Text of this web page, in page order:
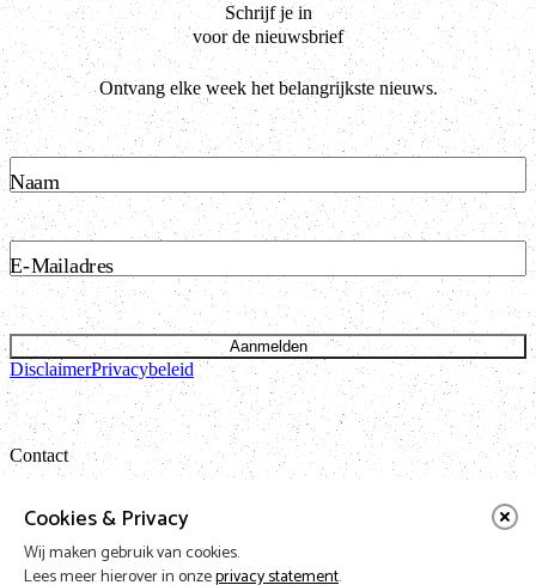
Cookies & Privacy
Wij maken gebruik van cookies.
Lees meer hierover in onzeprivacy statement.
Schrijf je in
voor de nieuwsbrief
Ontvang elke week het belangrijkste nieuws.
Naam
E-Mailadres
Aanmelden
DisclaimerPrivacybeleid
Contact
Bataviastraat 24 unit 1.13
t: 020 421 50 05 e: info@vnpf.nl